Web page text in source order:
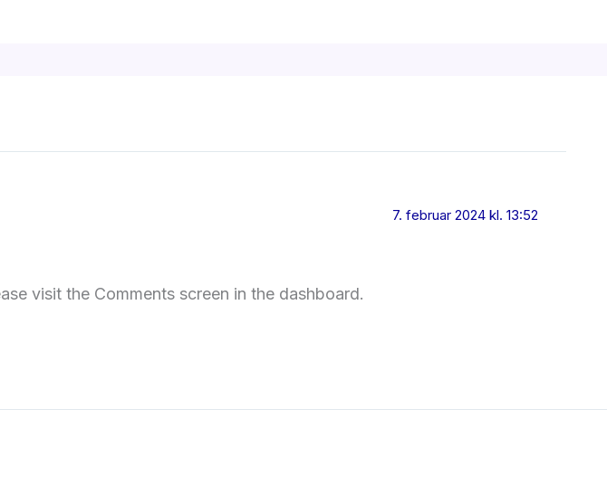
7. februar 2024 kl. 13:52
visit the Comments screen in the dashboard.